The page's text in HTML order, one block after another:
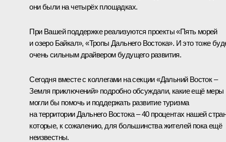
они были на четырёх площадках.
При Вашей поддержке реализуются проекты «Пять морей
и озеро Байкал», «Тропы Дальнего Востока». И это тоже
очень сильным драйвером будущего развития.
Сегодня вместе с коллегами на секции «Дальний Восток –
Земля приключений» подробно обсуждали, какие ещё меры
могли бы помочь и поддержать развитие туризма
на территории Дальнего Востока – 40 процентах нашей
которые, к сожалению, для большинства жителей пока ещё
неизвестны.